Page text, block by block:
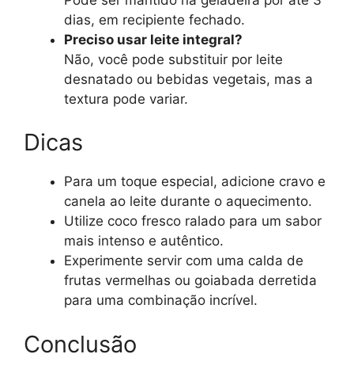
dias, em recipiente fechado.
Preciso usar leite integral?
Não, você pode substituir por leite
desnatado ou bebidas vegetais, mas a
textura pode variar.
Dicas
Para um toque especial, adicione cravo e
canela ao leite durante o aquecimento.
Utilize coco fresco ralado para um sabor
mais intenso e autêntico.
Experimente servir com uma calda de
frutas vermelhas ou goiabada derretida
para uma combinação incrível.
Conclusão